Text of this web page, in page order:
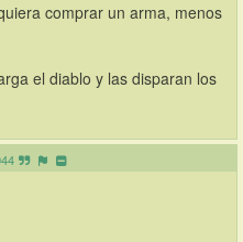
comprar un arma, menos
el diablo y las disparan los